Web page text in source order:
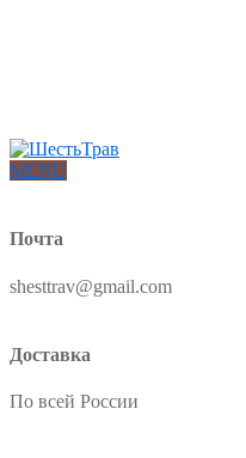
MENU
Почта
shesttrav@gmail.com
Доставка
По всей России